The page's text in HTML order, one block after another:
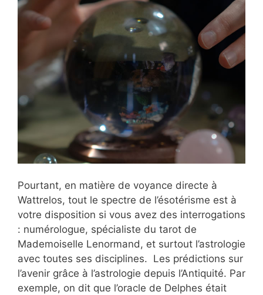
Pourtant, en matière de voyance directe à
Wattrelos, tout le spectre de l’ésotérisme est à
votre disposition si vous avez des interrogations
: numérologue, spécialiste du tarot de
Mademoiselle Lenormand, et surtout l’astrologie
avec toutes ses disciplines. Les prédictions sur
l’avenir grâce à l’astrologie depuis l’Antiquité. Par
exemple, on dit que l’oracle de Delphes était